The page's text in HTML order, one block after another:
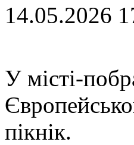
14.05.2026
У місті-
пікнік.